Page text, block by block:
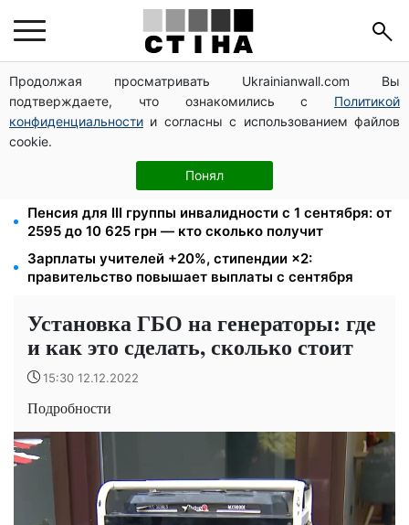
Продолжая просматривать Ukrainianwall.com Вы
подтверждаете, что ознакомились с Политикой
конфиденциальности и согласны с использованием файлов
cookie.
Понял
10 заявок — и МСЦ МВД приедет в громаду: обмен
прав, регистрация авто и международное
удостоверение
26 000 подписей — Зеленский поручил СНБО
лишать водителей прав за систематические
Пенсия для III группы инвалидности с 1 сентября: от
2595 до 10 625 грн — кто сколько получит
Зарплаты учителей +20%, стипендии ×2:
правительство повышает выплаты с сентября
Установка ГБО на генераторы: где
и как это сделать, сколько стоит
15:30 12.12.2022
Подробности